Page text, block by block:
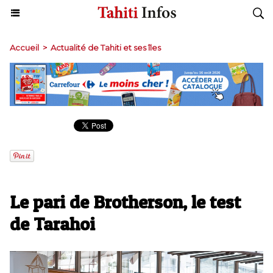
Accueil > Actualité de Tahiti et ses îles
Le pari de Brotherson, le test
de Tarahoi